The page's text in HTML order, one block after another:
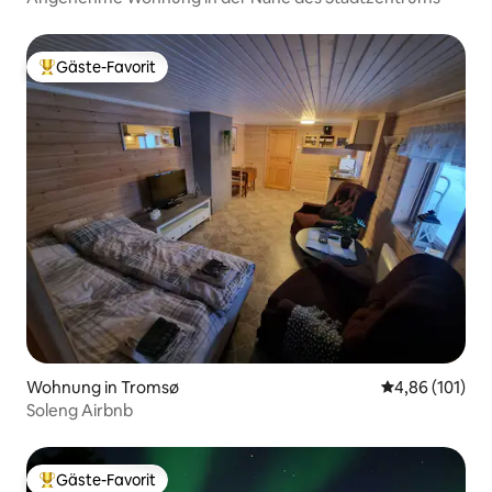
Beliebter Gäste-Favorit.
Gäste-Favorit
Wohnung in Tromsø
4,86 (101)
Soleng Airbnb
Gäste-Favorit